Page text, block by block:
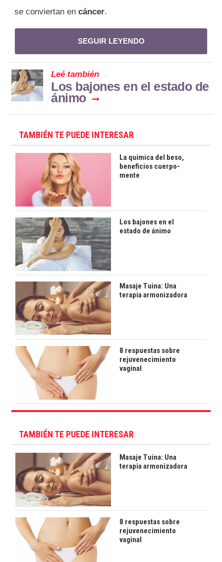
se conviertan en cáncer.
SEGUIR LEYENDO
Leé también
Los bajones en el estado de
ánimo
TAMBIÉN TE PUEDE INTERESAR
La química del beso,
beneficios cuerpo-
mente
Los bajones en el
estado de ánimo
Masaje Tuina: Una
terapia armonizadora
8 respuestas sobre
rejuvenecimiento
vaginal
TAMBIÉN TE PUEDE INTERESAR
Masaje Tuina: Una
terapia armonizadora
8 respuestas sobre
rejuvenecimiento
vaginal